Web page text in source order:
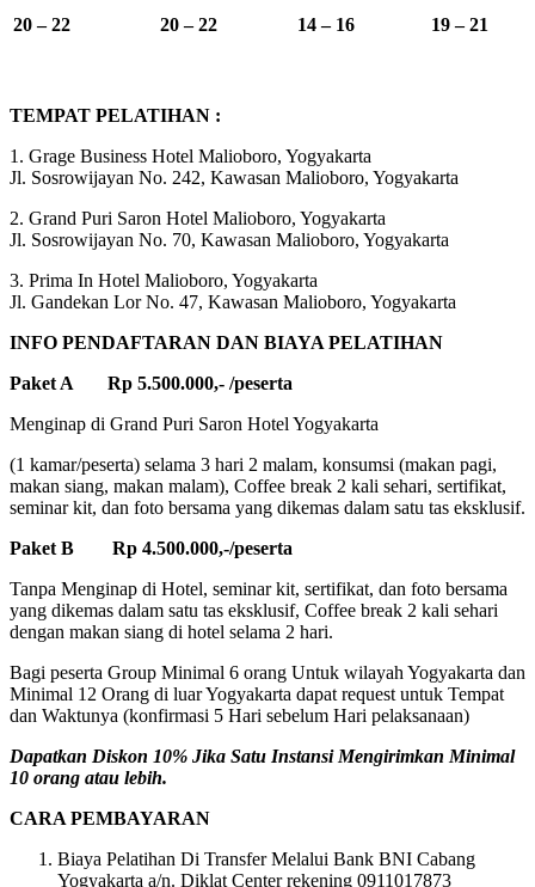
20 – 22
20 – 22 14 – 16 19 – 21
TEMPAT PELATIHAN :
1. Grage Business Hotel Malioboro, Yogyakarta
Jl. Sosrowijayan No. 242, Kawasan Malioboro, Yogyakarta
2. Grand Puri Saron Hotel Malioboro, Yogyakarta
Jl. Sosrowijayan No. 70, Kawasan Malioboro, Yogyakarta
3. Prima In Hotel Malioboro, Yogyakarta
Jl. Gandekan Lor No. 47, Kawasan Malioboro, Yogyakarta
INFO PENDAFTARAN DAN BIAYA PELATIHAN
Paket A Rp 5.500.000,- /peserta
Menginap di Grand Puri Saron Hotel Yogyakarta
(1 kamar/peserta) selama 3 hari 2 malam, konsumsi (makan pagi,
makan siang, makan malam), Coffee break 2 kali sehari, sertifikat,
seminar kit, dan foto bersama yang dikemas dalam satu tas eksklusif.
Paket B Rp 4.500.000,-/peserta
Tanpa Menginap di Hotel, seminar kit, sertifikat, dan foto bersama
yang dikemas dalam satu tas eksklusif, Coffee break 2 kali sehari
dengan makan siang di hotel selama 2 hari.
Bagi peserta Group Minimal 6 orang Untuk wilayah Yogyakarta dan
Minimal 12 Orang di luar Yogyakarta dapat request untuk Tempat
dan Waktunya (konfirmasi 5 Hari sebelum Hari pelaksanaan)
Dapatkan Diskon 10% Jika Satu Instansi Mengirimkan Minimal
10 orang atau lebih.
CARA PEMBAYARAN
Biaya Pelatihan Di Transfer Melalui Bank BNI Cabang
Yogyakarta a/n. Diklat Center rekening 0911017873